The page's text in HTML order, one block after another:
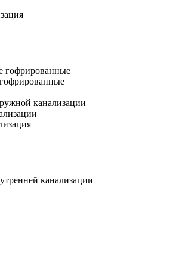
гофрированные
канализации
канализации